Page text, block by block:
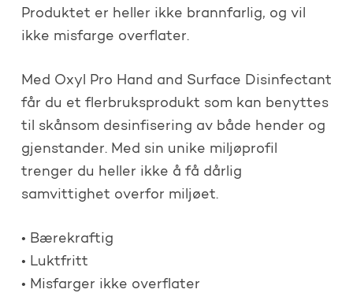
Produktet er heller ikke brannfarlig, og vil
ikke misfarge overflater.
Med Oxyl Pro Hand and Surface Disinfectant
får du et flerbruksprodukt som kan benyttes
til skånsom desinfisering av både hender og
gjenstander. Med sin unike miljøprofil
trenger du heller ikke å få dårlig
samvittighet overfor miljøet.
• Bærekraftig
• Luktfritt
• Misfarger ikke overflater